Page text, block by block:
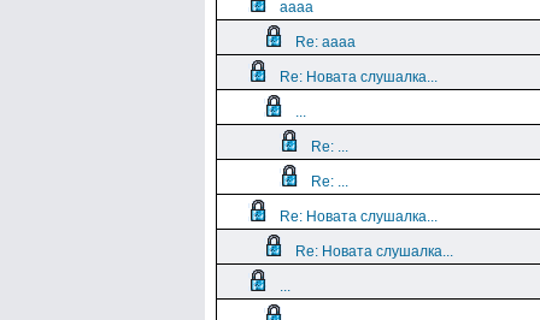
aaaa
Re: aaaa
Re: Новата слушалка...
...
Re: ...
Re: ...
Re: Новата слушалка...
Re: Новата слушалка...
...